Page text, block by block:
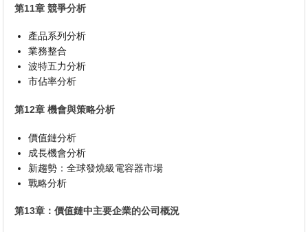
第11章 競爭分析
產品系列分析
業務整合
波特五力分析
市佔率分析
第12章 機會與策略分析
價值鏈分析
成長機會分析
新趨勢：全球發燒級電容器市場
戰略分析
第13章：價值鏈中主要企業的公司概況